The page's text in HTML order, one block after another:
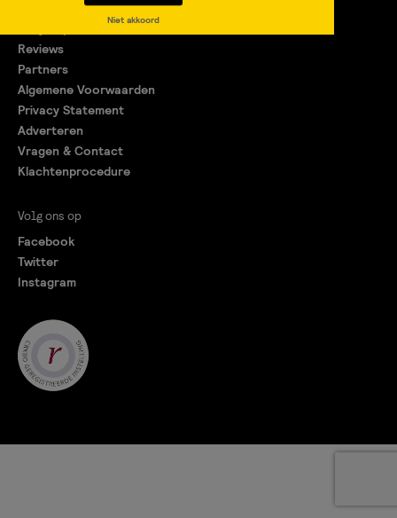
Editio Producties
Niet akkoord
Reviews
Partners
Algemene Voorwaarden
Privacy Statement
Adverteren
Vragen & Contact
Klachtenprocedure
Volg ons op
Facebook
Twitter
Instagram